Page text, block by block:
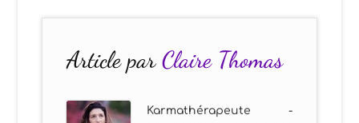
Article parClaire Thomas
Karmathérapeute -